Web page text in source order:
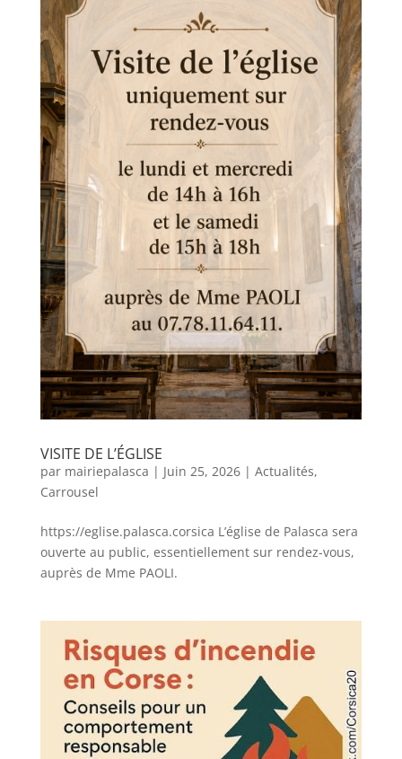
VISITE DE L’ÉGLISE
par mairiepalasca | Juin 25, 2026| Actualités,
Carrousel
https://eglise.palasca.corsica L’église de Palasca sera
ouverte au public, essentiellement sur rendez-vous,
auprès de Mme PAOLI.